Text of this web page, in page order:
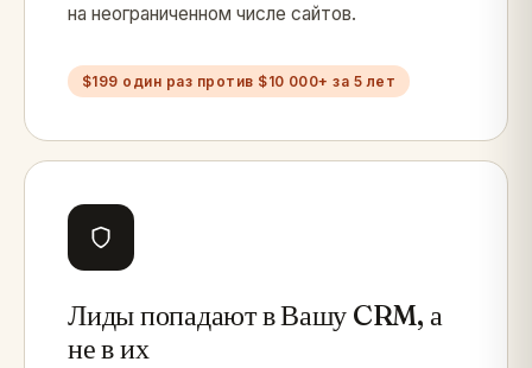
на неограниченном числе сайтов.
$199 один раз против $10 000+ за 5 лет
Лиды попадают в Вашу CRM, а
не в их